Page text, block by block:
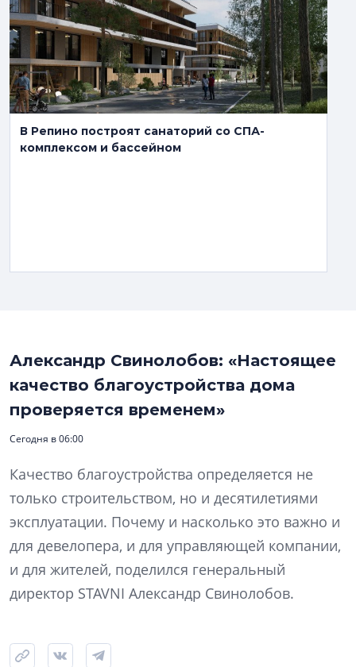
В Репино построят санаторий со СПА-
комплексом и бассейном
Александр Свинолобов: «Настоящее
качество благоустройства дома
проверяется временем»
Сегодня в 06:00
Качество благоустройства определяется не
только строительством, но и десятилетиями
эксплуатации. Почему и насколько это важно и
для девелопера, и для управляющей компании,
и для жителей, поделился генеральный
директор STAVNI Александр Свинолобов.